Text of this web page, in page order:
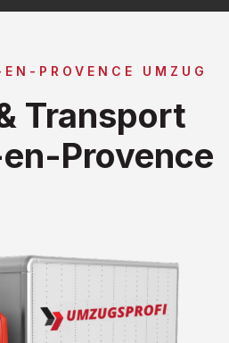
PROVENCE UMZUG
Transport
Provence